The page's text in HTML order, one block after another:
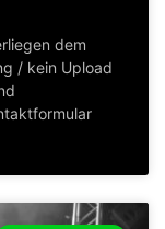
dem
/ kein Upload